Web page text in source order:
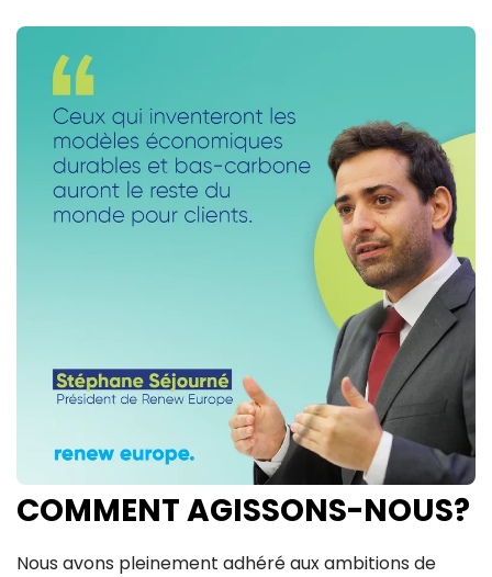
COMMENT AGISSONS-NOUS?
Nous avons pleinement adhéré aux ambitions de